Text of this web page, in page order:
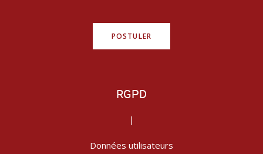
POSTULER
RGPD
|
Données utilisateurs